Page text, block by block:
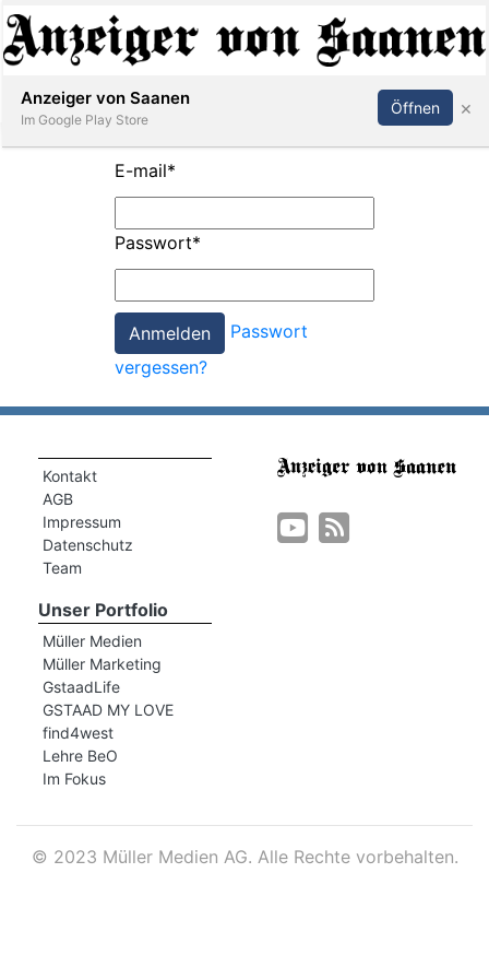
Abonnieren Anmelden
E-mail*
Passwort*
Passwort
vergessen?
Kontakt
AGB
Impressum
Datenschutz
Team
Unser Portfolio
Müller Medien
Müller Marketing
GstaadLife
GSTAAD MY LOVE
find4west
Lehre BeO
Im Fokus
© 2023 Müller Medien AG. Alle Rechte vorbehalten.
Anzeiger von Saanen
Im Google Play Store
Öffnen ×